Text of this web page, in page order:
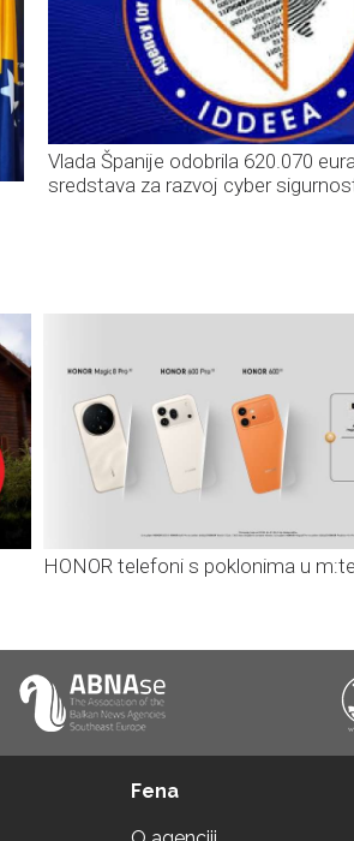
Vlada Španije odobrila 620.070
sredstava za razvoj cyber
HONOR telefoni s poklonima u
Fena